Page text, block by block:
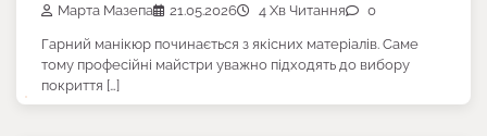
Марта Мазепа 21.05.2026 4 Хв Читання 0
Гарний манікюр починається з якісних матеріалів. Саме
тому професійні майстри уважно підходять до вибору
покриття […]